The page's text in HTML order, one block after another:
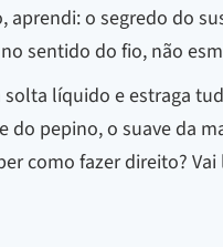
o segredo do
sentido do fio, não
líquido e estraga
pepino, o suave da
como fazer direito?